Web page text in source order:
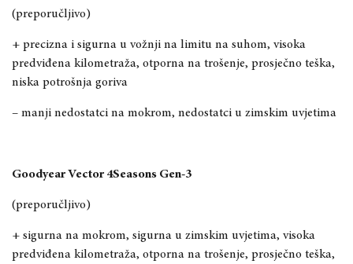
(preporučljivo)
+ precizna i sigurna u vožnji na limitu na suhom, visoka
predviđena kilometraža, otporna na trošenje, prosječno teška,
niska potrošnja goriva
– manji nedostatci na mokrom, nedostatci u zimskim uvjetima
Goodyear Vector 4Seasons Gen-3
(preporučljivo)
+ sigurna na mokrom, sigurna u zimskim uvjetima, visoka
predviđena kilometraža, otporna na trošenje, prosječno teška,